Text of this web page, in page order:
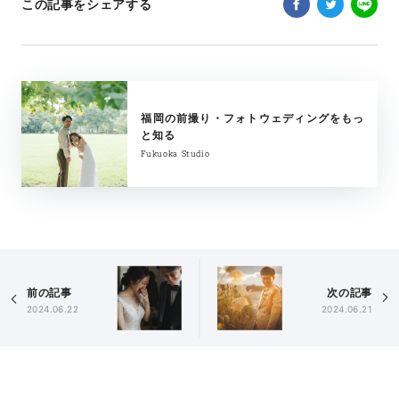
この記事をシェアする
福岡の前撮り・フォトウェディングをもっ
と知る
Fukuoka Studio
前の記事
2024.06.22
次の記事
2024.06.21